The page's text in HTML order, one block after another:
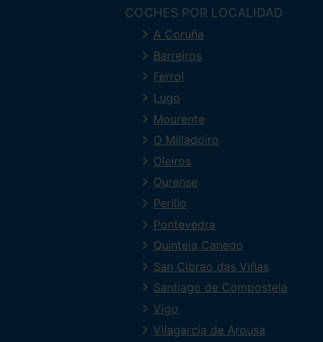
COCHES POR LOCALIDAD
A Coruña
Barreiros
Ferrol
Lugo
Mourente
O Milladoiro
Oleiros
Ourense
Perillo
Pontevedra
Quintela Canedo
San Cibrao das Viñas
Santiago de Compostela
Vigo
Vilagarcía de Arousa